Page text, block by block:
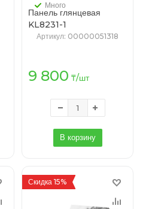
Панель глянцевая
KL8231-1
2,3*1220*2800мм
Много
Артикул: 00000051318
9 800 ₸/шт
В корзину
Скидка 15%